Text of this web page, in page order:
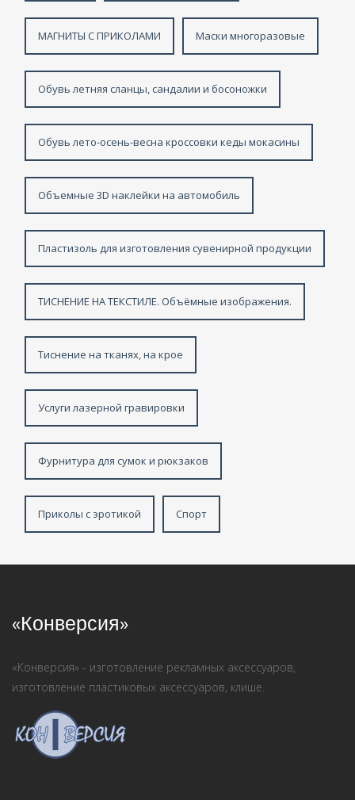
МАГНИТЫ С ПРИКОЛАМИ Маски многоразовые
Обувь летняя сланцы, сандалии и босоножки
Обувь лето-осень-весна кроссовки кеды мокасины
Объемные 3D наклейки на автомобиль
Пластизоль для изготовления сувенирной продукции
ТИСНЕНИЕ НА ТЕКСТИЛЕ. Объёмные изображения.
Тиснение на тканях, на крое
Услуги лазерной гравировки
Фурнитура для сумок и рюкзаков
Приколы с эротикой Спорт
«Конверсия»
«Конверсия» - изготовление рекламных аксессуаров,
изготовление пластиковых аксессуаров, клише.